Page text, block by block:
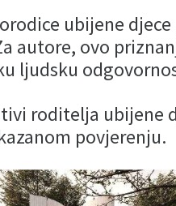
ubijene
autore, ovo
ljudsku
roditelja ubijene
povjerenju.